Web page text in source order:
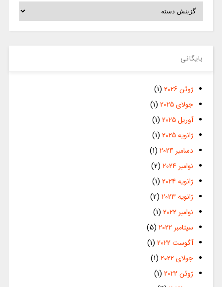
دسته‌ها
بایگانی
ژوئن 2026
(1)
جولای 2025
(1)
آوریل 2025
(1)
ژانویه 2025
(1)
دسامبر 2024
(1)
نوامبر 2024
(2)
ژانویه 2024
(1)
ژانویه 2023
(2)
نوامبر 2022
(1)
سپتامبر 2022
(5)
آگوست 2022
(1)
جولای 2022
(1)
ژوئن 2022
(1)